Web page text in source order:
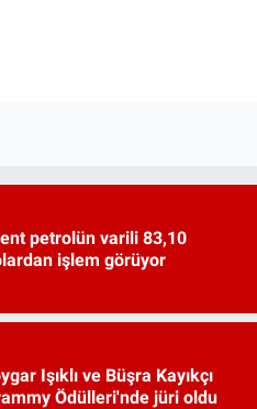
petrolün varili 83,10
işlem görüyor
Işıklı ve Büşra Kayıkçı
Ödülleri'nde jüri oldu